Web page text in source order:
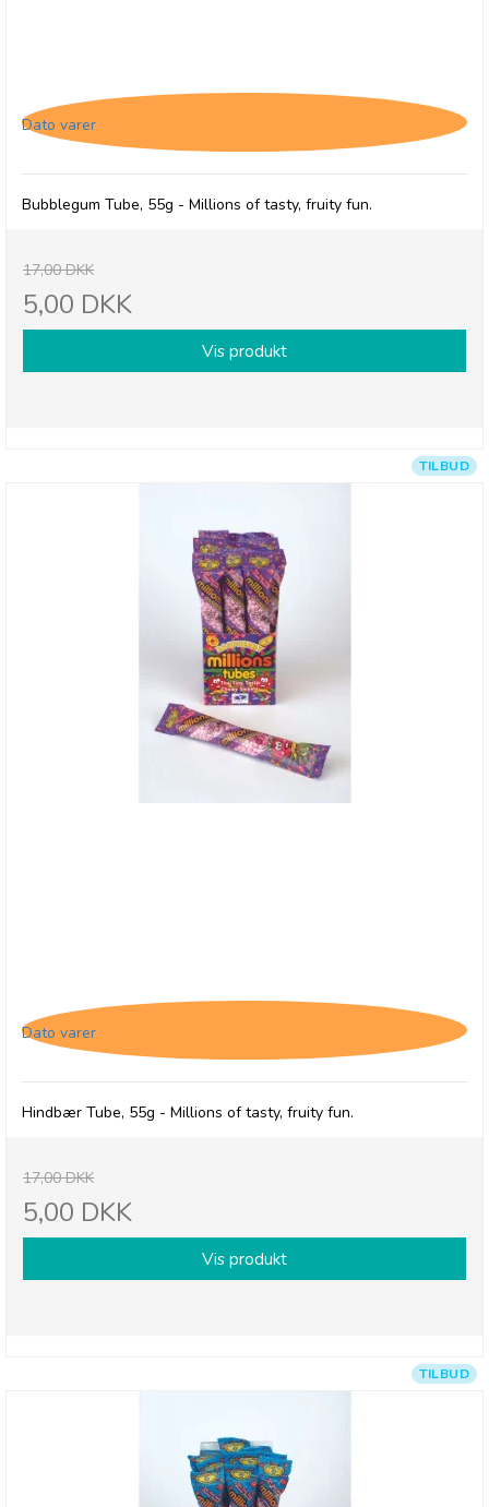
Dato varer
Bubblegum Tube, 55g - Millions of tasty, fruity fun.
17,00 DKK
5,00 DKK
Vis produkt
TILBUD
Dato varer
Hindbær Tube, 55g - Millions of tasty, fruity fun.
17,00 DKK
5,00 DKK
Vis produkt
TILBUD